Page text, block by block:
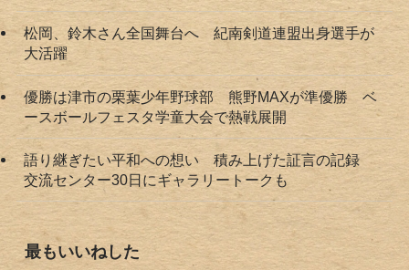
松岡、鈴木さん全国舞台へ 紀南剣道連盟出身選手が
大活躍
優勝は津市の栗葉少年野球部 熊野MAXが準優勝 ベ
ースボールフェスタ学童大会で熱戦展開
語り継ぎたい平和への想い 積み上げた証言の記録
交流センター30日にギャラリートークも
最もいいねした